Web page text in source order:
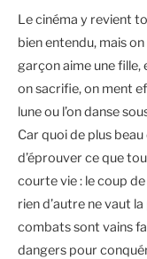
Le cinéma y revient
bien entendu, mais
garçon aime une fille,
on sacrifie, on ment
lune ou l’on danse
Car quoi de plus
d’éprouver ce que
courte vie : le coup
rien d’autre ne vaut
combats sont vains
dangers pour